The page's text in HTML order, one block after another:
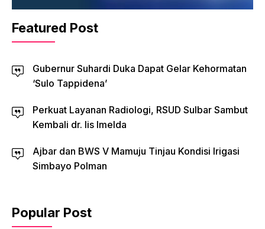
Featured Post
Gubernur Suhardi Duka Dapat Gelar Kehormatan
‘Sulo Tappidena’
Perkuat Layanan Radiologi, RSUD Sulbar Sambut
Kembali dr. Iis Imelda
Ajbar dan BWS V Mamuju Tinjau Kondisi Irigasi
Simbayo Polman
Popular Post